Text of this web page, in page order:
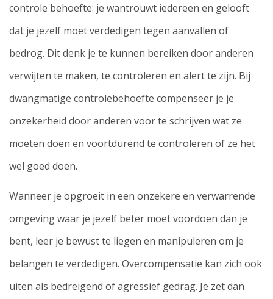
controle behoefte: je wantrouwt iedereen en gelooft
dat je jezelf moet verdedigen tegen aanvallen of
bedrog. Dit denk je te kunnen bereiken door anderen
verwijten te maken, te controleren en alert te zijn. Bij
dwangmatige controlebehoefte compenseer je je
onzekerheid door anderen voor te schrijven wat ze
moeten doen en voortdurend te controleren of ze het
wel goed doen.
Wanneer je opgroeit in een onzekere en verwarrende
omgeving waar je jezelf beter moet voordoen dan je
bent, leer je bewust te liegen en manipuleren om je
belangen te verdedigen. Overcompensatie kan zich ook
uiten als bedreigend of agressief gedrag. Je zet dan